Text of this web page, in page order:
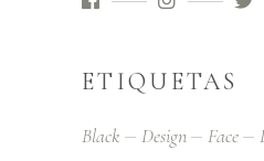
ETIQUETAS
Black Design Face